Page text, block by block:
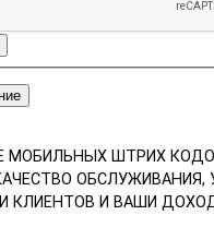
МОБИЛЬНЫХ ШТРИХ
ОБСЛУЖИВАНИЯ,
КЛИЕНТОВ И ВАШИ